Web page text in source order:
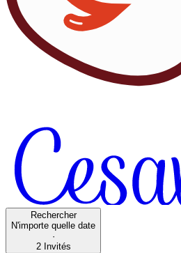
Rechercher
N'importe quelle date
·
2 Invités